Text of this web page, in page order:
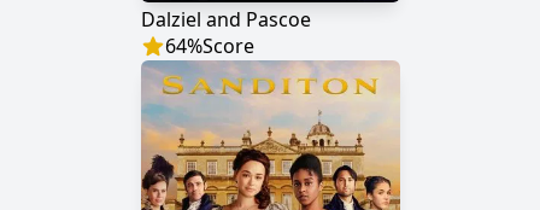
Dalziel and Pascoe
64%Score